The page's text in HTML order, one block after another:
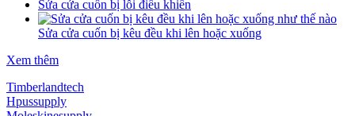
Sửa cửa cuốn bị lỗi điều khiển
Sửa cửa cuốn bị kêu đều khi lên hoặc xuống
Xem thêm
Timberlandtech
Hpussupply